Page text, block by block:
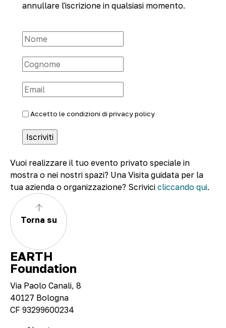
annullare l'iscrizione in qualsiasi momento.
Accetto le condizioni di privacy policy
Vuoi realizzare il tuo evento privato speciale in
mostra o nei nostri spazi? Una Visita guidata per la
tua azienda o organizzazione? Scrivici cliccando qui.
Torna su
EARTH
Foundation
Via Paolo Canali, 8
40127 Bologna
CF 93299600234